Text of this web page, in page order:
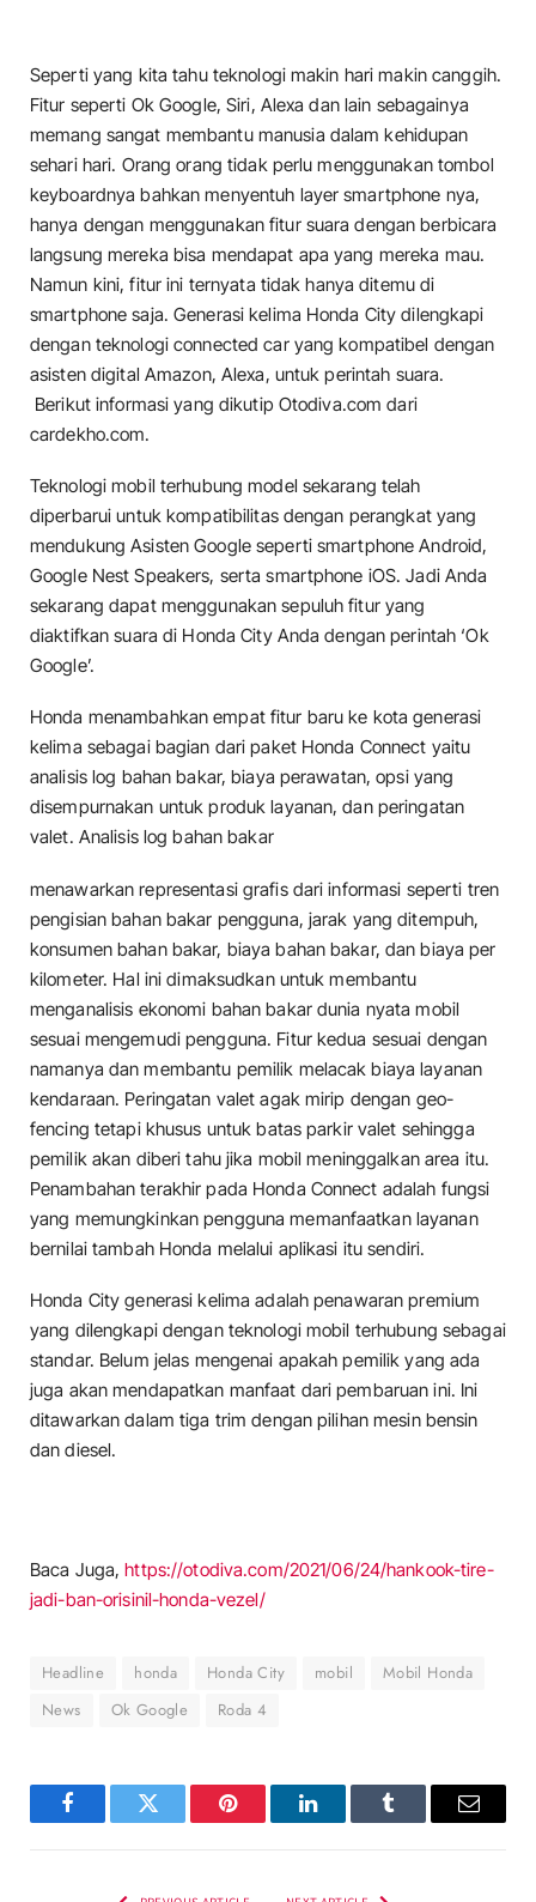
Seperti yang kita tahu teknologi makin hari makin canggih.
Fitur seperti Ok Google, Siri, Alexa dan lain sebagainya
memang sangat membantu manusia dalam kehidupan
sehari hari. Orang orang tidak perlu menggunakan tombol
keyboardnya bahkan menyentuh layer smartphone nya,
hanya dengan menggunakan fitur suara dengan berbicara
langsung mereka bisa mendapat apa yang mereka mau.
Namun kini, fitur ini ternyata tidak hanya ditemu di
smartphone saja. Generasi kelima Honda City dilengkapi
dengan teknologi connected car yang kompatibel dengan
asisten digital Amazon, Alexa, untuk perintah suara.
Berikut informasi yang dikutip Otodiva.com dari
cardekho.com.
Teknologi mobil terhubung model sekarang telah
diperbarui untuk kompatibilitas dengan perangkat yang
mendukung Asisten Google seperti smartphone Android,
Google Nest Speakers, serta smartphone iOS. Jadi Anda
sekarang dapat menggunakan sepuluh fitur yang
diaktifkan suara di Honda City Anda dengan perintah ‘Ok
Google’.
Honda menambahkan empat fitur baru ke kota generasi
kelima sebagai bagian dari paket Honda Connect yaitu
analisis log bahan bakar, biaya perawatan, opsi yang
disempurnakan untuk produk layanan, dan peringatan
valet. Analisis log bahan bakar
menawarkan representasi grafis dari informasi seperti tren
pengisian bahan bakar pengguna, jarak yang ditempuh,
konsumen bahan bakar, biaya bahan bakar, dan biaya per
kilometer. Hal ini dimaksudkan untuk membantu
menganalisis ekonomi bahan bakar dunia nyata mobil
sesuai mengemudi pengguna. Fitur kedua sesuai dengan
namanya dan membantu pemilik melacak biaya layanan
kendaraan. Peringatan valet agak mirip dengan geo-
fencing tetapi khusus untuk batas parkir valet sehingga
pemilik akan diberi tahu jika mobil meninggalkan area itu.
Penambahan terakhir pada Honda Connect adalah fungsi
yang memungkinkan pengguna memanfaatkan layanan
bernilai tambah Honda melalui aplikasi itu sendiri.
Honda City generasi kelima adalah penawaran premium
yang dilengkapi dengan teknologi mobil terhubung sebagai
standar. Belum jelas mengenai apakah pemilik yang ada
juga akan mendapatkan manfaat dari pembaruan ini. Ini
ditawarkan dalam tiga trim dengan pilihan mesin bensin
dan diesel.
Baca Juga,https://otodiva.com/2021/06/24/hankook-tire-
jadi-ban-orisinil-honda-vezel/
Headline honda Honda City mobil
Mobil Honda
News
Ok Google Roda 4
FacebookTwitter Pinterest LinkedInTumblr Email